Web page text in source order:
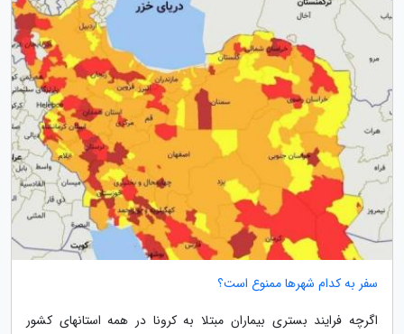
سفر به کدام شهرها ممنوع است؟
اگرچه فرایند بستری بیماران مبتلا به کرونا در همه استانهای کشور